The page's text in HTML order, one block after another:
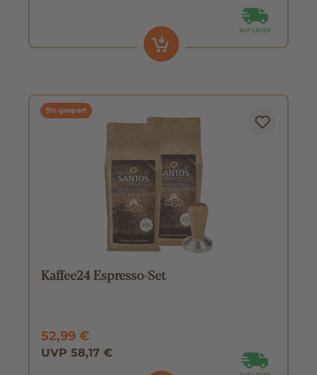
9% gespart
Kaffee24 Espresso-Set
52,99 €
UVP 58,17 €